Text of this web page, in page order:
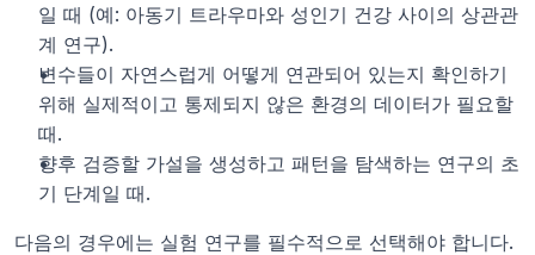
일 때 (예: 아동기 트라우마와 성인기 건강 사이의 상관관
계 연구).
변수들이 자연스럽게 어떻게 연관되어 있는지 확인하기
위해 실제적이고 통제되지 않은 환경의 데이터가 필요할
때.
향후 검증할 가설을 생성하고 패턴을 탐색하는 연구의 초
기 단계일 때.
다음의 경우에는 실험 연구를 필수적으로 선택해야 합니다.